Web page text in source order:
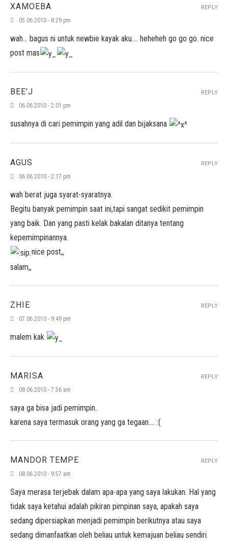
XAMOEBA
05.06.2010 - 8:29 pm
wah… bagus ni untuk newbie kayak aku…. heheheh go go go. nice
post mas
REPLY
BEE'J
06.06.2010 - 2:01 pm
susahnya di cari pemimpin yang adil dan bijaksana
REPLY
AGUS
06.06.2010 - 2:17 pm
wah berat juga syarat-syaratnya.
Begitu banyak pemimpin saat ini,tapi sangat sedikit pemimpin
yang baik. Dan yang pasti kelak bakalan ditanya tentang
kepemimpinannya.
nice post,,
salam,,
REPLY
ZHIE
07.06.2010 - 9:49 pm
malem kak
REPLY
MARISA
08.06.2010 - 7:56 am
saya ga bisa jadi pemimpin..
karena saya termasuk orang yang ga tegaan…. :(
REPLY
MANDOR TEMPE
08.06.2010 - 9:57 am
Saya merasa terjebak dalam apa-apa yang saya lakukan. Hal yang
tidak saya ketahui adalah pikiran pimpinan saya, apakah saya
sedang dipersiapkan menjadi pemimpin berikutnya atau saya
sedang dimanfaatkan oleh beliau untuk kemajuan beliau sendiri.
REPLY